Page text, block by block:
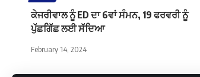
ਕੇਜਰੀਵਾਲ ਨੂੰ ED ਦਾ 6ਵਾਂ ਸੰਮਨ, 19 ਫਰਵਰੀ ਨੂੰ
ਪੁੱਛਗਿੱਛ ਲਈ ਸੱਦਿਆ
February 14, 2024